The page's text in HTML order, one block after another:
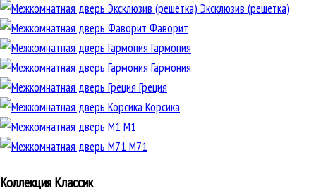
Эксклюзив (решетка)
Фаворит
Гармония
Гармония
Греция
Корсика
М1
М71
Коллекция Классик